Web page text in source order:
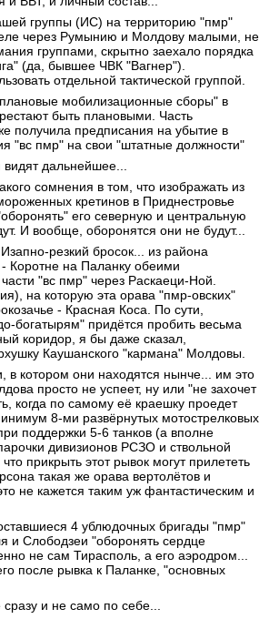
группы (ИС) на территорию "пмр"
через Румынию и Молдову малыми, не
группами, скрытно заехало порядка
(да, бывшее ЧВК "Вагнер").
отдельной тактической группой.
мобилизационные сборы" в
быть плановыми. Часть
получила предписания на убытие в
"вс пмр" на свои "штатные должности"
дальнейшее...
сомнения в том, что изображать из
кретинов в Приднестровье
его северную и центральную
И вообще, оборонятся они не будут...
резкий бросок... из района
Коротне на Паланку обеими
"вс пмр" через Раскаеци-Ной.
на которую эта орава "пмр-овских"
- Красная Коса. По сути,
богатырям" придётся пробить весьма
коридор, я бы даже сказал,
Каушанского "кармана" Молдовы.
в котором они находятся нынче... им это
просто не успеет, ну или "не захочет
когда по самому её краешку проедет
8-ми развёрнутых мотострелковых
поддержки 5-6 танков (а вполне
дивизионов РСЗО и ствольной
прикрыть этот рывок могут прилететь
такая же орава вертолётов и
не кажется таким уж фантастическим и
4 ублюдочных бригады "пмр"
и Слободзеи "оборонять сердце
не сам Тирасполь, а его аэродром...
после рывка к Паланке, "основных
и не само по себе...